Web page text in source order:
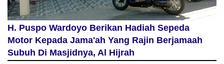
H. Puspo Wardoyo Berikan Hadiah Sepeda
Motor Kepada Jama'ah Yang Rajin Berjamaah
Subuh Di Masjidnya, Al Hijrah